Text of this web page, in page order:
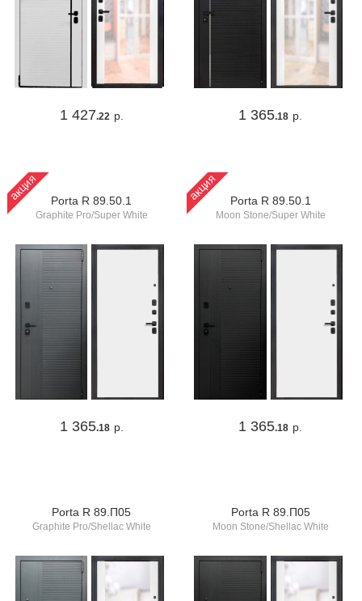
1 427.22 р. 1 365.18 р.
акция Porta R 89.50.1
Graphite Pro/Super White
1 365.18 р.
акция Porta R 89.50.1
Moon Stone/Super White
1 365.18 р.
Porta R 89.П05
Graphite Pro/Shellac White
Porta R 89.П05
Moon Stone/Shellac White